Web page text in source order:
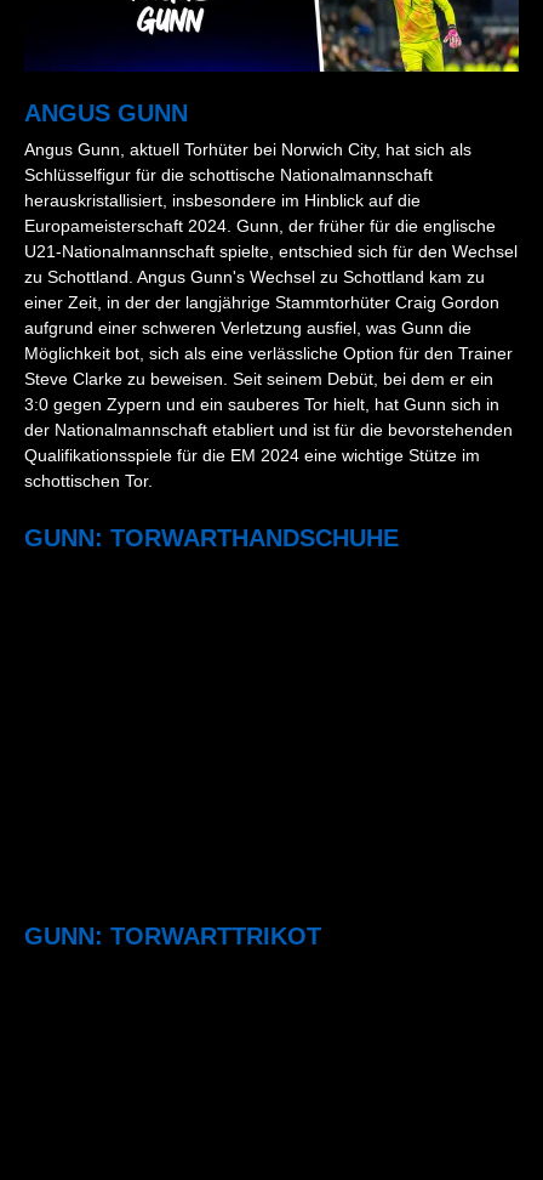
ANGUS GUNN
Angus Gunn, aktuell Torhüter bei Norwich City, hat sich als
Schlüsselfigur für die schottische Nationalmannschaft
herauskristallisiert, insbesondere im Hinblick auf die
Europameisterschaft 2024. Gunn, der früher für die englische
U21-Nationalmannschaft spielte, entschied sich für den Wechsel
zu Schottland. Angus Gunn's Wechsel zu Schottland kam zu
einer Zeit, in der der langjährige Stammtorhüter Craig Gordon
aufgrund einer schweren Verletzung ausfiel, was Gunn die
Möglichkeit bot, sich als eine verlässliche Option für den Trainer
Steve Clarke zu beweisen. Seit seinem Debüt, bei dem er ein
3:0 gegen Zypern und ein sauberes Tor hielt, hat Gunn sich in
der Nationalmannschaft etabliert und ist für die bevorstehenden
Qualifikationsspiele für die EM 2024 eine wichtige Stütze im
schottischen Tor.
GUNN: TORWARTHANDSCHUHE
GUNN: TORWARTTRIKOT